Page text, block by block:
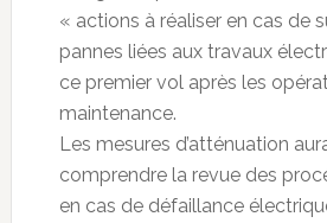
« actions à réaliser en cas de
pannes liées aux travaux
ce premier vol après les
maintenance.
Les mesures d’atténuation
comprendre la revue des
en cas de défaillance